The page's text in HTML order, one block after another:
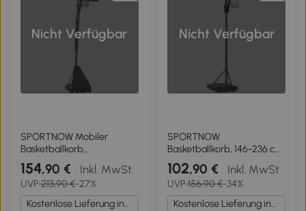
Nicht Verfügbar
SPORTNOW Mobiler
Basketballkorb,
höhenverstellbar von 2,45-
3,05 m, bruchsicheres
Backboard, Handkurbel-
Höhenverstellung
154,90 € Inkl. MwSt.
UVP213,90 €-27%
Kostenlose Lieferung innerhalb Deutschlands
Nicht Verfügbar
SPORTNOW
Basketballkorb, 146-236 cm
höhenverstellbar,
Basketballständer, rollbar,
Stahl, Kunststoff, Schwarz
102,90 € Inkl. MwSt.
UVP156,90 €-34%
Kostenlose Lieferung innerhalb Deutschlands